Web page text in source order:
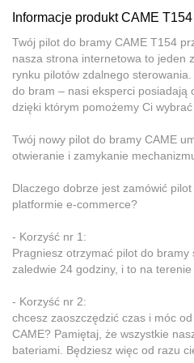
Informacje produkt CAME T154
Twój pilot do bramy CAME T154
nasza strona internetowa to jeden
rynku pilotów zdalnego
do bram – nasi eksperci posiadają
dzięki którym pomożemy Ci
Twój nowy pilot do bramy CAME
otwieranie i zamykanie
Dlaczego dobrze jest zamówić
platformie e-commerce?
- Korzyść nr 1:
Pragniesz otrzymać pilot do
zaledwie 24 godziny, i to na terenie
- Korzyść nr 2:
chcesz zaoszczędzić czas i móc
CAME? Pamiętaj, że wszystkie
bateriami. Będziesz więc od razu